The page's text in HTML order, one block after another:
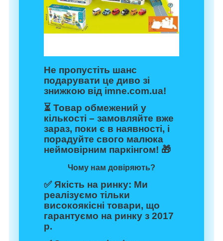
Не пропустіть шанс
подарувати це диво зі
знижкою від imne.com.ua!
⏳ Товар обмежений у
кількості – замовляйте вже
зараз, поки є в наявності, і
порадуйте свого малюка
неймовірним паркінгом! 🎁
Чому нам довіряють?
✅Якість на ринку: Ми
реалізуємо тільки
високоякісні товари, що
гарантуємо на ринку з 2017
р.